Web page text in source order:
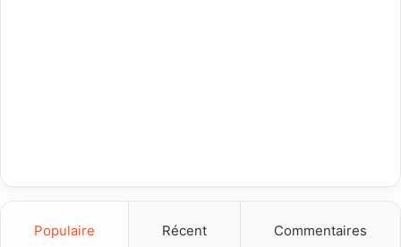
Populaire Récent Commentaires